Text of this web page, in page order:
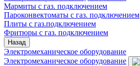
Мармиты с газ. подключением
Пароконвектоматы с газ. подключением
Плиты с газ.подключением
Фритюры с газ. подключением
Назад
Электромеханическое оборудование
Электромеханическое оборудование